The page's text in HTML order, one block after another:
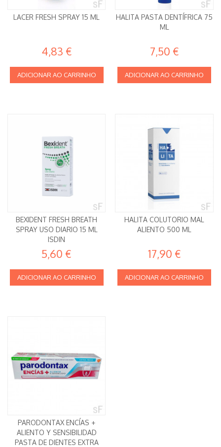
LACER FRESH SPRAY 15 ML
4,83 €
ADICIONAR AO CARRINHO
HALITA PASTA DENTÍFRICA 75
ML
7,50 €
ADICIONAR AO CARRINHO
BEXIDENT FRESH BREATH
SPRAY USO DIARIO 15 ML
ISDIN
5,60 €
ADICIONAR AO CARRINHO
HALITA COLUTORIO MAL
ALIENTO 500 ML
17,90 €
ADICIONAR AO CARRINHO
PARODONTAX ENCÍAS +
ALIENTO Y SENSIBILIDAD
PASTA DE DIENTES EXTRA